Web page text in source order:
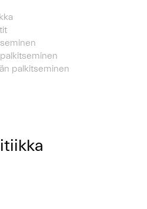
palkitseminen